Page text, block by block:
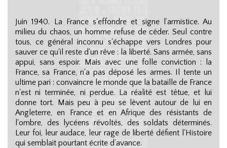
Juin 1940. La France s'effondre et signe l’armistice. Au
milieu du chaos, un homme refuse de céder. Seul contre
tous, ce général inconnu s'échappe vers Londres pour
sauver ce qu'il reste d'un rêve : la liberté. Sans armée, sans
appui, sans espoir. Mais avec une folle conviction : la
France, sa France, n'a pas déposé les armes. Il tente un
ultime pari : convaincre le monde que la bataille de France
n'est ni terminée, ni perdue. La réalité est têtue, et lui
donne tort. Mais peu à peu se lèvent autour de lui en
Angleterre, en France et en Afrique des résistants de
l'ombre, des lycéens révoltés, des soldats déterminés.
Leur foi, leur audace, leur rage de liberté défient l'Histoire
qui semblait pourtant écrite d’avance.